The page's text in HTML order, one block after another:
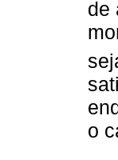
de
o